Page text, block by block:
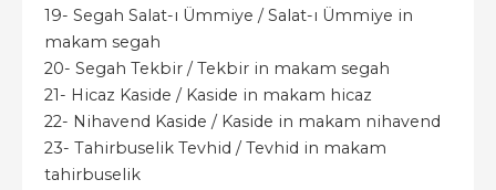
19- Segah Salat-ı Ümmiye / Salat-ı Ümmiye in
makam segah
20- Segah Tekbir / Tekbir in makam segah
21- Hicaz Kaside / Kaside in makam hicaz
22- Nihavend Kaside / Kaside in makam nihavend
23- Tahirbuselik Tevhid / Tevhid in makam
tahirbuselik